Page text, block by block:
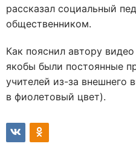
рассказал социальный
общественником.
Как пояснил автору
якобы были постоянные
учителей из-за внешнего
в фиолетовый цвет).